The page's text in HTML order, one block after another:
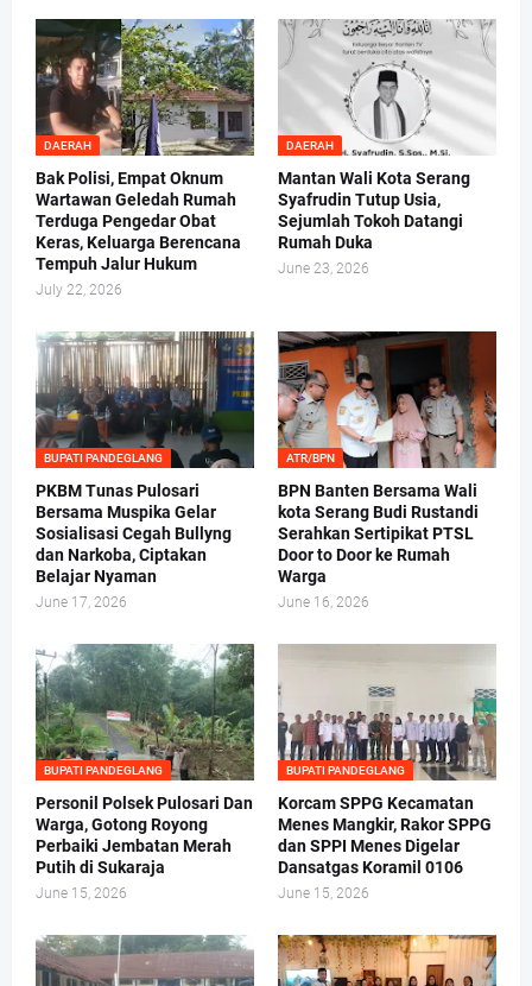
DAERAH
Bak Polisi, Empat Oknum
Wartawan Geledah Rumah
Terduga Pengedar Obat
Keras, Keluarga Berencana
Tempuh Jalur Hukum
July 22, 2026
DAERAH
Mantan Wali Kota Serang
Syafrudin Tutup Usia,
Sejumlah Tokoh Datangi
Rumah Duka
June 23, 2026
BUPATI PANDEGLANG
PKBM Tunas Pulosari
Bersama Muspika Gelar
Sosialisasi Cegah Bullyng
dan Narkoba, Ciptakan
Belajar Nyaman
June 17, 2026
ATR/BPN
BPN Banten Bersama Wali
kota Serang Budi Rustandi
Serahkan Sertipikat PTSL
Door to Door ke Rumah
Warga
June 16, 2026
BUPATI PANDEGLANG
Personil Polsek Pulosari Dan
Warga, Gotong Royong
Perbaiki Jembatan Merah
Putih di Sukaraja
June 15, 2026
BUPATI PANDEGLANG
Korcam SPPG Kecamatan
Menes Mangkir, Rakor SPPG
dan SPPI Menes Digelar
Dansatgas Koramil 0106
June 15, 2026